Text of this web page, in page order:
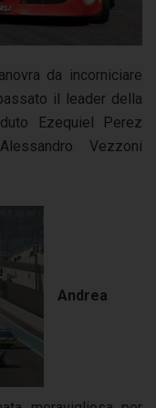
da incorniciare
il leader della
Ezequiel Perez
Vezzoni
Andrea